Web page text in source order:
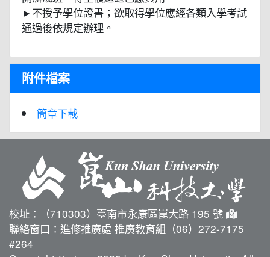
►不授予學位證書；欲取得學位應經各類入學考試
通過後依規定辦理。
附件檔案
簡章下載
校址：（710303）臺南市永康區崑大路 195 號
聯絡窗口：進修推廣處 推廣教育組（06）272-7175
#264